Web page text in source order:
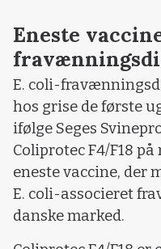
Eneste
E. coli-
hos grise de første
ifølge Seges
Coliprotec F4/F18
eneste vaccine, der
E. coli-associeret
danske marked.